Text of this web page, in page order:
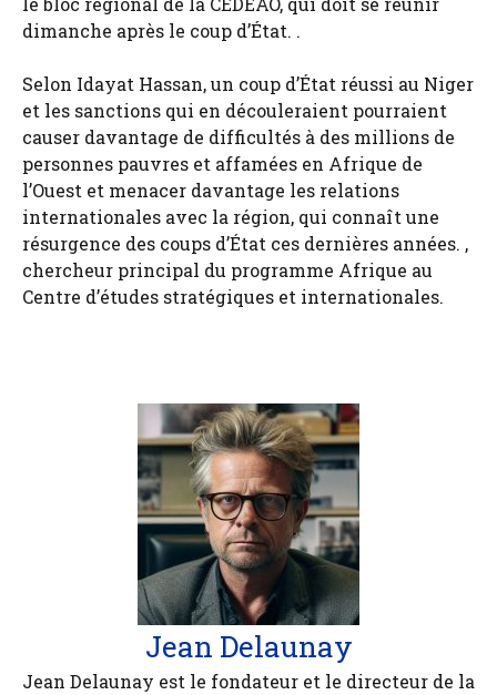
dimanche après le coup d’État. .
Selon Idayat Hassan, un coup d’État réussi au Niger
et les sanctions qui en découleraient pourraient
causer davantage de difficultés à des millions de
personnes pauvres et affamées en Afrique de
l’Ouest et menacer davantage les relations
internationales avec la région, qui connaît une
résurgence des coups d’État ces dernières années. ,
chercheur principal du programme Afrique au
Centre d’études stratégiques et internationales.
Jean Delaunay
Jean Delaunay est le fondateur et le directeur de la